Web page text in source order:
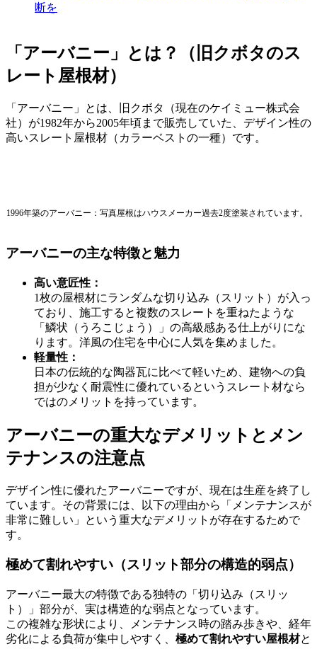
断を
「アーバニー」とは？（旧クボタのス
レート屋根材）
「アーバニー」とは、旧クボタ（現在のケイミュー株式会
社）が1982年から2005年頃まで販売していた、デザイン性の
高いスレート屋根材（カラーベストの一種）です。
1996年築のアーバニー：写真屋根はハウスメーカー過去2度塗装されています。
アーバニーの主な特徴と魅力
高い意匠性：
1枚の屋根材にランダムな切り込み（スリット）が入っ
ており、施工すると複数のスレートを重ねたような
「鱗状（うろこじょう）」の高級感ある仕上がりにな
ります。洋風の住宅を中心に人気を集めました。
軽量性：
日本の伝統的な陶器瓦に比べて軽いため、建物への負
担が少なく耐震性に優れているというスレート材なら
ではのメリットを持っています。
アーバニーの重大なデメリットとメン
テナンスの注意点
デザイン性に優れたアーバニーですが、現在は生産を終了し
ています。その背景には、以下の理由から「メンテナンスが
非常に難しい」という重大なデメリットが存在するためで
す。
極めて割れやすい（スリット部分の構造的弱点）
アーバニー最大の特徴である独特の「切り込み（スリッ
ト）」部分が、実は構造的な弱点となっています。
この複雑な形状により、メンテナンス時の踏み歩きや、経年
劣化による負荷が集中しやすく、 極めて割れやすい屋根材と